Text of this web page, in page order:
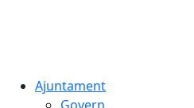
Ajuntament